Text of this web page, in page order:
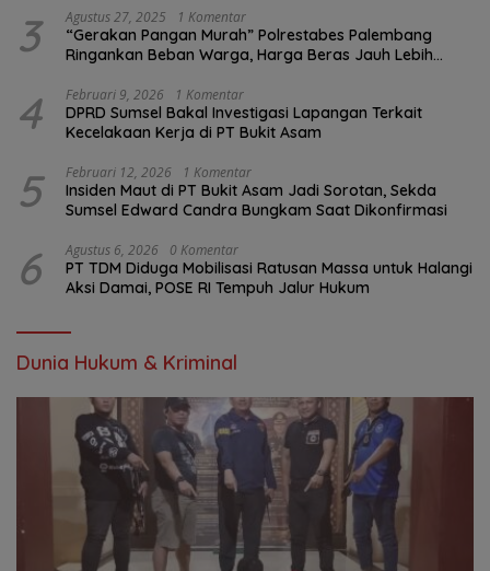
3 Agustus 27, 2025 1 Komentar
“Gerakan Pangan Murah” Polrestabes Palembang
Ringankan Beban Warga, Harga Beras Jauh Lebih
4 Februari 9, 2026 1 Komentar
DPRD Sumsel Bakal Investigasi Lapangan Terkait
Kecelakaan Kerja di PT Bukit Asam
5 Februari 12, 2026 1 Komentar
Insiden Maut di PT Bukit Asam Jadi Sorotan, Sekda
Sumsel Edward Candra Bungkam Saat Dikonfirmasi
6 Agustus 6, 2026 0 Komentar
PT TDM Diduga Mobilisasi Ratusan Massa untuk Halangi
Aksi Damai, POSE RI Tempuh Jalur Hukum
Dunia Hukum & Kriminal